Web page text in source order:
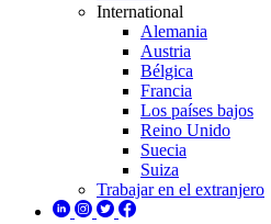
International
Alemania
Austria
Bélgica
Francia
Los países bajos
Reino Unido
Suecia
Suiza
Trabajar en el extranjero